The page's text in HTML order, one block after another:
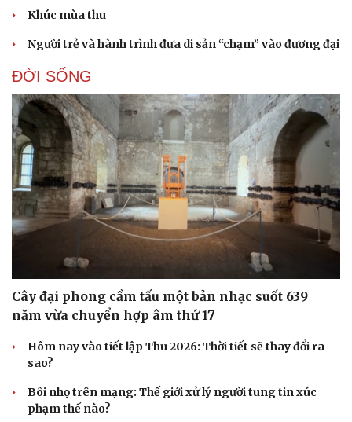
Doanh nghiệp
Thông tin doanh nghiệp
Doanh nghiệp 24h
Doanh nhân
Vì cộng đồng
Sành điệu
Tin Công nghệ
Trải nghiệm
Chuyển đổi số
Khúc mùa thu
Người trẻ và hành trình đưa di sản “chạm” vào đương đại
ĐỜI SỐNG
Cây đại phong cầm tấu một bản nhạc suốt 639
năm vừa chuyển hợp âm thứ 17
Hôm nay vào tiết lập Thu 2026: Thời tiết sẽ thay đổi ra
sao?
Bôi nhọ trên mạng: Thế giới xử lý người tung tin xúc
phạm thế nào?